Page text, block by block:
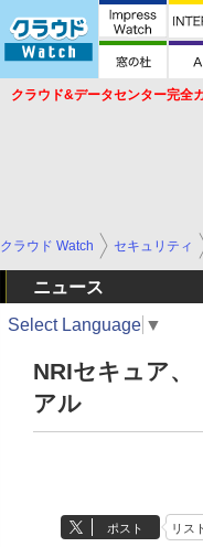
クラウド&データセンター完全
クラウド Watch セキュリティ
ニュース
Select Language ▼
NRIセキュア、
アル
ポスト リス